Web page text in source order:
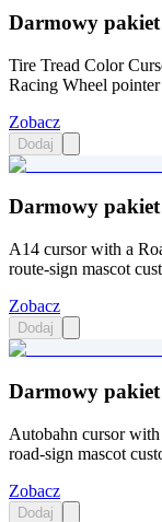
Darmowy
Tire Tread Color
Racing Wheel pointer
Zobacz
Dodaj
Darmowy
A14 cursor with a
route-sign mascot
Zobacz
Dodaj
Darmowy
Autobahn cursor
road-sign mascot
Zobacz
Dodaj